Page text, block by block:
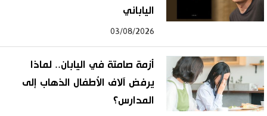
الياباني
03/08/2026
أزمة صامتة في اليابان.. لماذا
يرفض آلاف الأطفال الذهاب إلى
المدارس؟